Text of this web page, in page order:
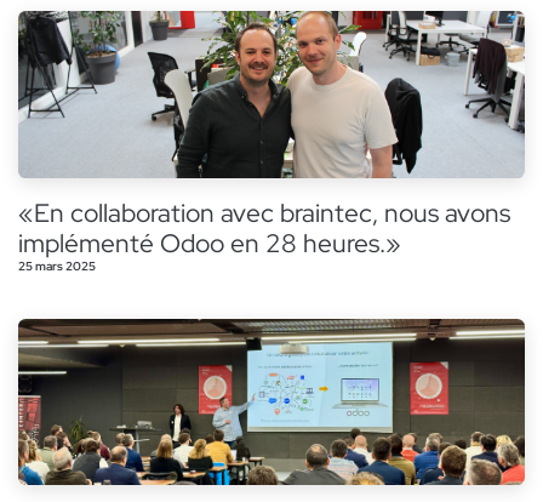
«En collaboration avec braintec, nous avons
implémenté Odoo en 28 heures.»
25 mars 2025